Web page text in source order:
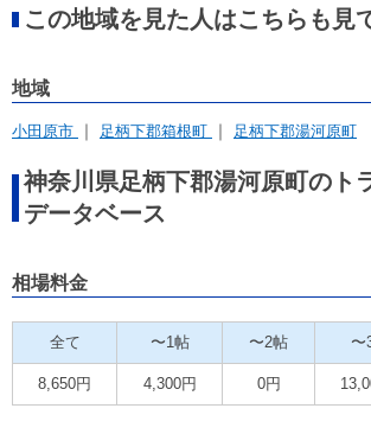
この地域を見た人はこちらも見
地域
小田原市 足柄下郡箱根町 足柄下郡湯河原町
神奈川県足柄下郡湯河原町のト
データベース
相場料金
全て 〜1帖 〜2帖 〜
8,650円 4,300円 0円